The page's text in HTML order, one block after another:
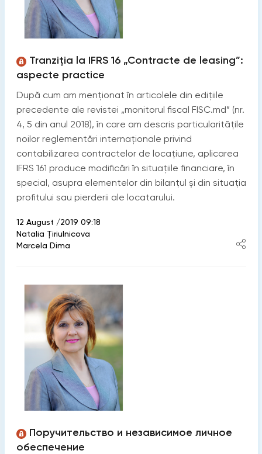
Tranziția la IFRS 16 „Contracte de leasing”:
aspecte practice
După cum am menționat în articolele din edițiile
precedente ale revistei „monitorul fiscal FISC.md” (nr.
4, 5 din anul 2018), în care am descris particularitățile
noilor reglementări internaționale privind
contabilizarea contractelor de locațiune, aplicarea
IFRS 161 produce modificări în situațiile financiare, în
special, asupra elementelor din bilanțul și din situația
profitului sau pierderii ale locatarului.
12 August /2019 09:18
Natalia Ţiriulnicova
Marcela Dima
Поручительство и независимое личное
обеспечение